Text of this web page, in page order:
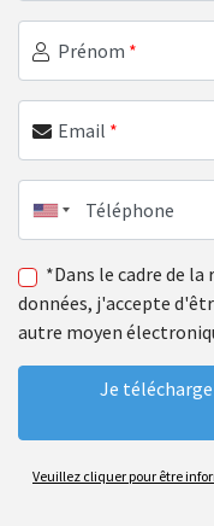
Prénom *
Email *
Téléphone
*Dans le cadre de
données, j'accepte
autre moyen
Veuillez cliquer pour être